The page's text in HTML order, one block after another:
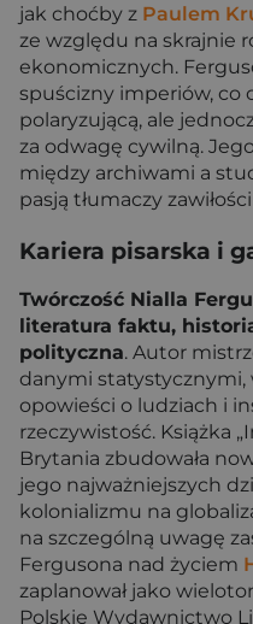
jak choćby z Paulem
ze względu na skrajnie
ekonomicznych.
spuścizny imperiów, co
polaryzującą, ale
za odwagę cywilną.
między archiwami a
pasją tłumaczy
Kariera pisarska i
Twórczość Nialla
literatura faktu,
polityczna. Autor
danymi statystycznymi,
opowieści o ludziach i
rzeczywistość. Książka
Brytania zbudowała
jego najważniejszych
kolonializmu na
na szczególną uwagę
Fergusona nad życiem
zaplanował jako
Polskie Wydawnictwo